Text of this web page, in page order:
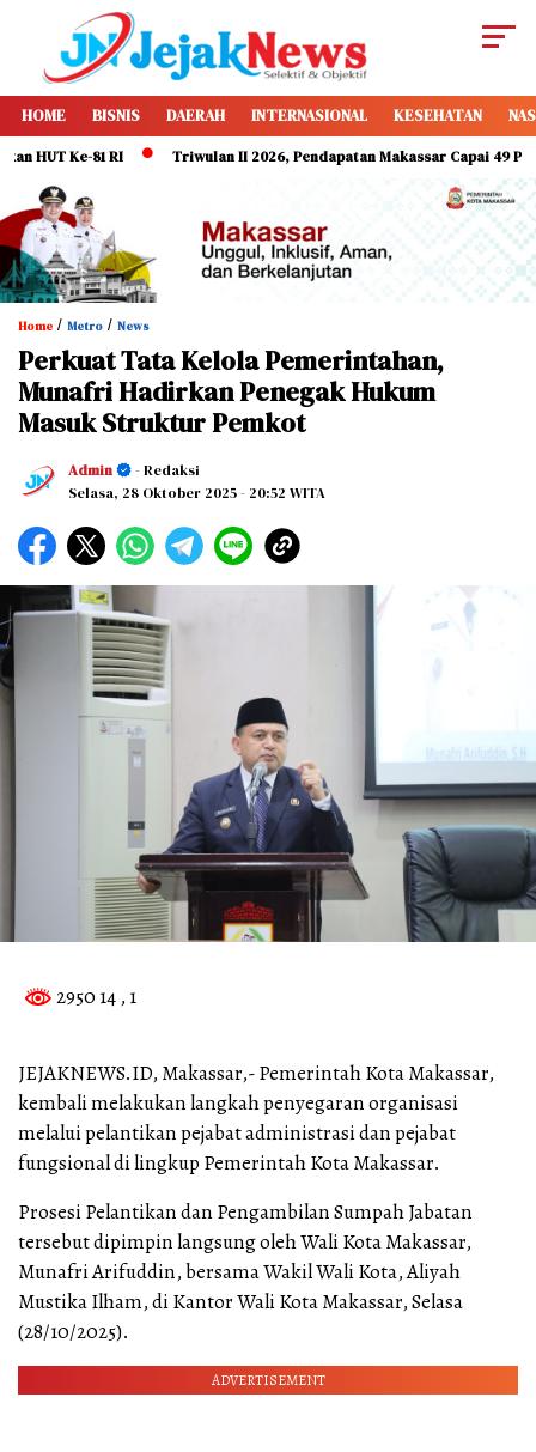
HOME BISNIS DAERAH INTERNASIONAL KESEHATAN
81 RI Triwulan II 2026, Pendapatan Makassar Capai 49 Persen,
Home / Metro / News
Perkuat Tata Kelola Pemerintahan,
Munafri Hadirkan Penegak Hukum
Masuk Struktur Pemkot
Admin
- Redaksi
Selasa, 28 Oktober 2025- 20:52 WITA
2950 14 , 1
JEJAKNEWS.ID, Makassar,- Pemerintah Kota Makassar,
kembali melakukan langkah penyegaran organisasi
melalui pelantikan pejabat administrasi dan pejabat
fungsional di lingkup Pemerintah Kota Makassar.
Prosesi Pelantikan dan Pengambilan Sumpah Jabatan
tersebut dipimpin langsung oleh Wali Kota Makassar,
Munafri Arifuddin, bersama Wakil Wali Kota, Aliyah
Mustika Ilham, di Kantor Wali Kota Makassar, Selasa
(28/10/2025).
ADVERTISEMENT